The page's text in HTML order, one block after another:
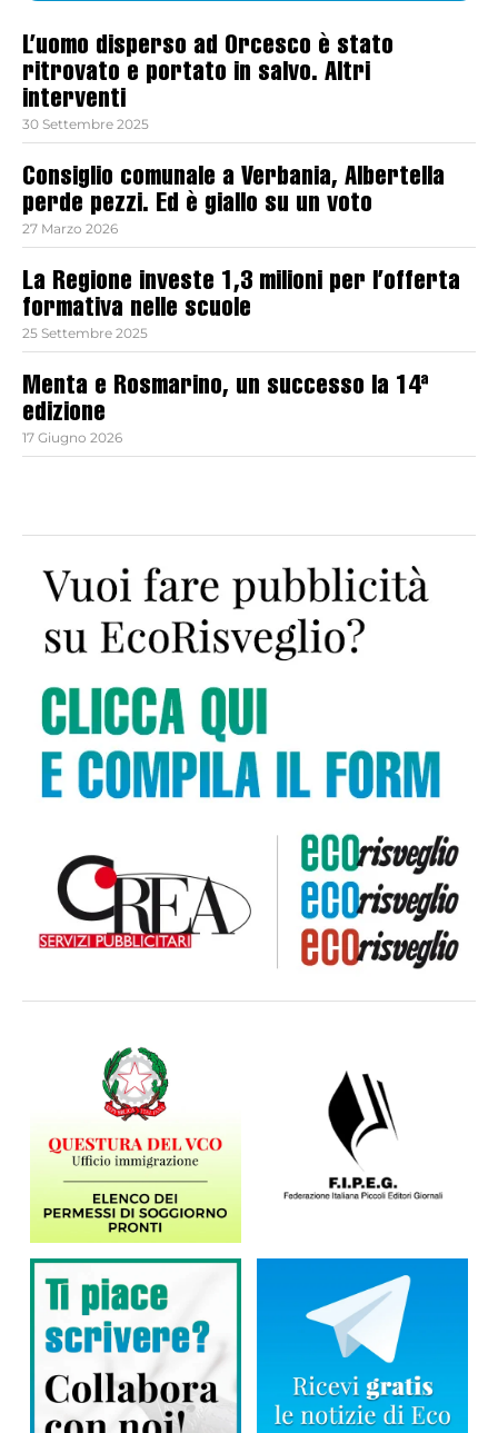
L’uomo disperso ad Orcesco è stato
ritrovato e portato in salvo. Altri
interventi
30 Settembre 2025
Consiglio comunale a Verbania, Albertella
perde pezzi. Ed è giallo su un voto
27 Marzo 2026
La Regione investe 1,3 milioni per l’offerta
formativa nelle scuole
25 Settembre 2025
Menta e Rosmarino, un successo la 14ª
edizione
17 Giugno 2026